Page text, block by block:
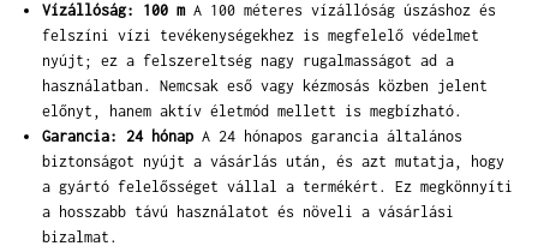
Vízállóság: 100 mA 100 méteres vízállóság úszáshoz és
felszíni vízi tevékenységekhez is megfelelő védelmet
nyújt; ez a felszereltség nagy rugalmasságot ad a
használatban. Nemcsak eső vagy kézmosás közben jelent
előnyt, hanem aktív életmód mellett is megbízható.
Garancia: 24 hónap A 24 hónapos garancia általános
biztonságot nyújt a vásárlás után, és azt mutatja, hogy
a gyártó felelősséget vállal a termékért. Ez megkönnyíti
a hosszabb távú használatot és növeli a vásárlási
bizalmat.